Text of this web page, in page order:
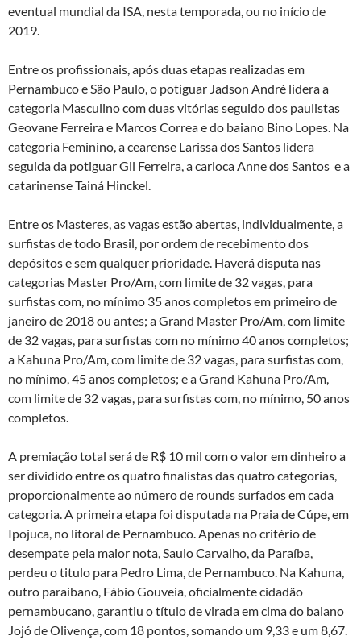
eventual mundial da ISA, nesta temporada, ou no início de
2019.
Entre os profissionais, após duas etapas realizadas em
Pernambuco e São Paulo, o potiguar Jadson André lidera a
categoria Masculino com duas vitórias seguido dos paulistas
Geovane Ferreira e Marcos Correa e do baiano Bino Lopes. Na
categoria Feminino, a cearense Larissa dos Santos lidera
seguida da potiguar Gil Ferreira, a carioca Anne dos Santos e a
catarinense Tainá Hinckel.
Entre os Masteres, as vagas estão abertas, individualmente, a
surfistas de todo Brasil, por ordem de recebimento dos
depósitos e sem qualquer prioridade. Haverá disputa nas
categorias Master Pro/Am, com limite de 32 vagas, para
surfistas com, no mínimo 35 anos completos em primeiro de
janeiro de 2018 ou antes; a Grand Master Pro/Am, com limite
de 32 vagas, para surfistas com no mínimo 40 anos completos;
a Kahuna Pro/Am, com limite de 32 vagas, para surfistas com,
no mínimo, 45 anos completos; e a Grand Kahuna Pro/Am,
com limite de 32 vagas, para surfistas com, no mínimo, 50 anos
completos.
A premiação total será de R$ 10 mil com o valor em dinheiro a
ser dividido entre os quatro finalistas das quatro categorias,
proporcionalmente ao número de rounds surfados em cada
categoria. A primeira etapa foi disputada na Praia de Cúpe, em
Ipojuca, no litoral de Pernambuco. Apenas no critério de
desempate pela maior nota, Saulo Carvalho, da Paraíba,
perdeu o titulo para Pedro Lima, de Pernambuco. Na Kahuna,
outro paraibano, Fábio Gouveia, oficialmente cidadão
pernambucano, garantiu o título de virada em cima do baiano
Jojó de Olivença, com 18 pontos, somando um 9,33 e um 8,67.